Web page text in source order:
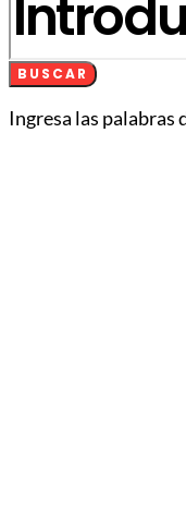
BUSCAR
Ingresa las palabras